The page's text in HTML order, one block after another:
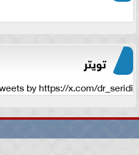
تويتر
by https://x.com/dr_seridi